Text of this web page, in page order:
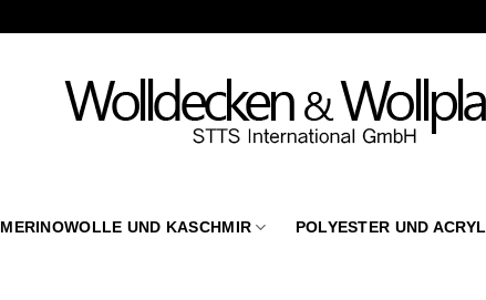
MERINOWOLLE UND KASCHMIR POLYESTER UND ACRYL